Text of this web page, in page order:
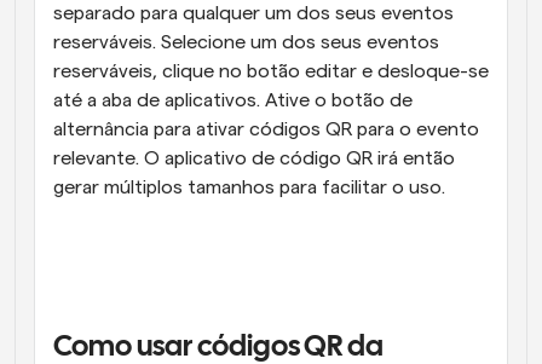
separado para qualquer um dos seus eventos
reserváveis. Selecione um dos seus eventos
reserváveis, clique no botão editar e desloque-se
até a aba de aplicativos. Ative o botão de
alternância para ativar códigos QR para o evento
relevante. O aplicativo de código QR irá então
gerar múltiplos tamanhos para facilitar o uso.
Como usar códigos QR da